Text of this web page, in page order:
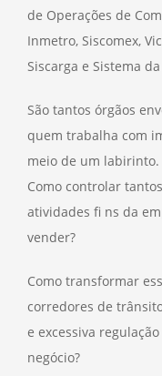
de Operações de
Inmetro, Siscomex,
Siscarga e Sistema
São tantos órgãos
quem trabalha com
meio de um labirinto.
Como controlar
atividades fi ns da
vender?
Como transformar
corredores de
e excessiva
negócio?